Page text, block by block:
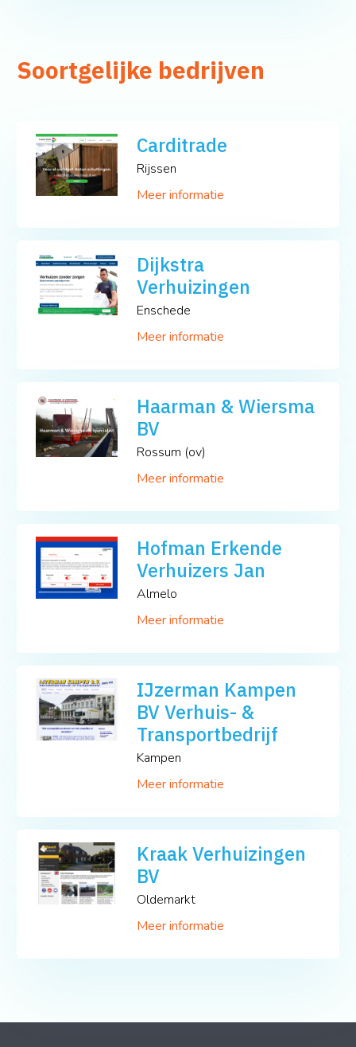
Soortgelijke bedrijven
Carditrade
Rijssen
Meer informatie
Dijkstra
Verhuizingen
Enschede
Meer informatie
Haarman & Wiersma
BV
Rossum (ov)
Meer informatie
Hofman Erkende
Verhuizers Jan
Almelo
Meer informatie
IJzerman Kampen
BV Verhuis- &
Transportbedrijf
Kampen
Meer informatie
Kraak Verhuizingen
BV
Oldemarkt
Meer informatie